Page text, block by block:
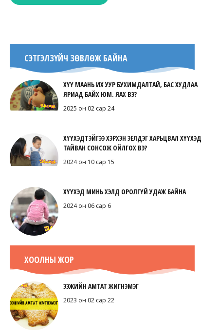
СЭТГЭЛЗҮЙЧ ЗӨВЛӨЖ БАЙНА
ХҮҮ МААНЬ ИХ УУР БУХИМДАЛТАЙ, БАС ХУДЛАА
ЯРИАД БАЙХ ЮМ. ЯАХ ВЭ?
2025 он 02 сар 24
ХҮҮХЭДТЭЙГЭЭ ХЭРХЭН ЭЕЛДЭГ ХАРЬЦВАЛ ХҮҮХЭД
ТАЙВАН СОНСОЖ ОЙЛГОХ ВЭ?
2024 он 10 сар 15
ХҮҮХЭД МИНЬ ХЭЛД ОРОЛГҮЙ УДАЖ БАЙНА
2024 он 06 сар 6
ХООЛНЫ ЖОР
ЭЭЖИЙН АМТАТ ЖИГНЭМЭГ
2023 он 02 сар 22